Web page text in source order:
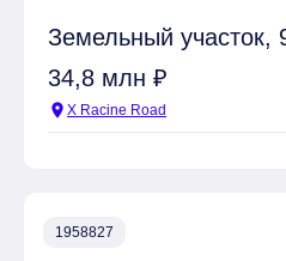
Земельный участок,
34,8 млн ₽
location_on X Racine Road
1958827